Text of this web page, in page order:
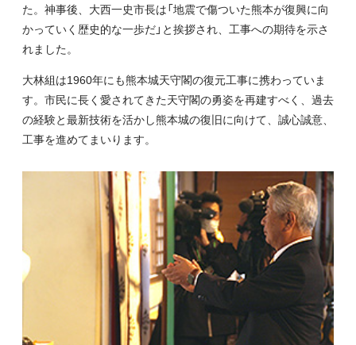
た。神事後、大西一史市長は「地震で傷ついた熊本が復興に向
かっていく歴史的な一歩だ」と挨拶され、工事への期待を示さ
れました。
大林組は1960年にも熊本城天守閣の復元工事に携わっていま
す。市民に長く愛されてきた天守閣の勇姿を再建すべく、過去
の経験と最新技術を活かし熊本城の復旧に向けて、誠心誠意、
工事を進めてまいります。